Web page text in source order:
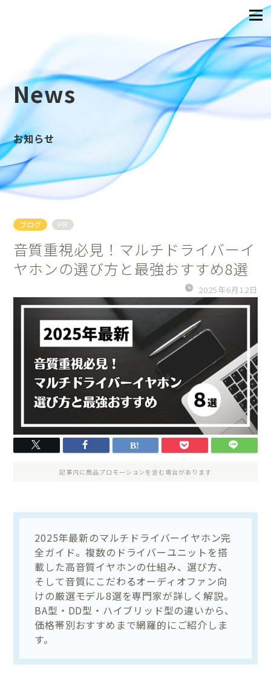
News
お知らせ
ブログ PR
音質重視必見！マルチドライバーイ
ヤホンの選び方と最強おすすめ8選
2025年6月12日
記事内に商品プロモーションを含む場合があります
2025年最新のマルチドライバーイヤホン完
全ガイド。複数のドライバーユニットを搭
載した高音質イヤホンの仕組み、選び方、
そして音質にこだわるオーディオファン向
けの厳選モデル8選を専門家が詳しく解説。
BA型・DD型・ハイブリッド型の違いから、
価格帯別おすすめまで網羅的にご紹介しま
す。